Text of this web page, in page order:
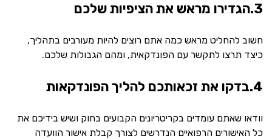
3.הגדירו מראש את הציפיות שלכם
חשוב להחליט מראש כמה אתם רוצים להיות מעורבים בתהליך,
כיצד תרצו לתקשר עם הפונדקאית, ומהם הגבולות שלכם.
4.בדקו את זכאותכם להליך הפונדקאות
וודאו שאתם עומדים בקריטריונים הקבועים בחוק ושיש בידיכם את
כל האישורים הרפואיים הנדרשים לצורך קבלת אישור הוועדה